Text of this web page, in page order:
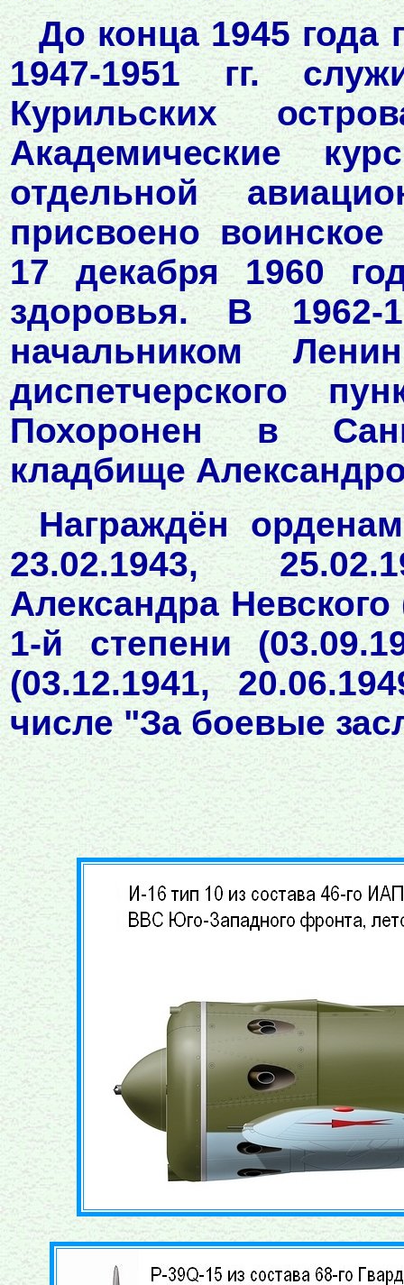
До конца 1945
1947-1951 гг.
Курильских
Академические
отдельной
присвоено
17 декабря 1960
здоровья. В 1962-
начальником
диспетчерского
Похоронен в
кладбище
Награждён
23.02.1943,
Александра
1-й степени
(03.12.1941,
числе "За боевые